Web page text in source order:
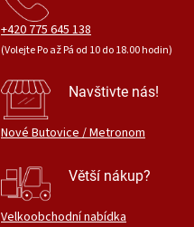
+420 775 645 138
(Volejte Po až Pá od 10 do 18.00 hodin)
Navštivte nás!
Nové Butovice / Metronom
Větší nákup?
Velkoobchodní nabídka